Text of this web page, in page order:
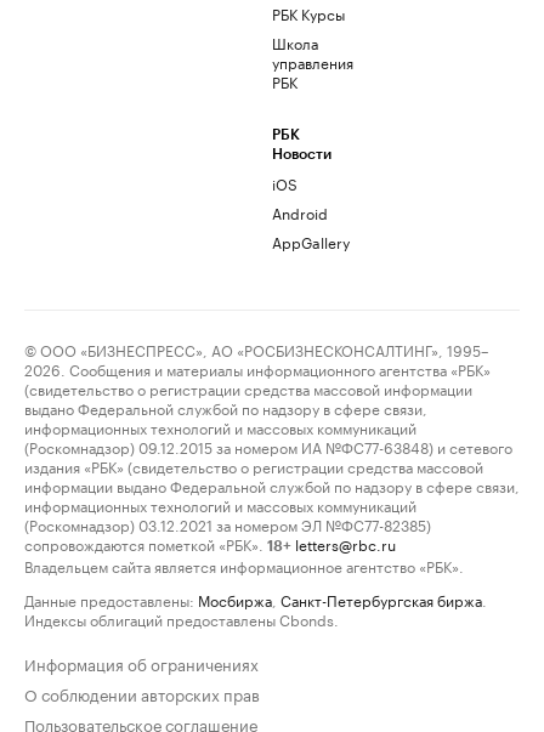
РБК Курсы
Школа
управления
РБК
РБК
Новости
iOS
Android
AppGallery
© ООО «БИЗНЕСПРЕСС», АО «РОСБИЗНЕСКОНСАЛТИНГ», 1995–
2026. Сообщения и материалы информационного агентства «РБК»
(свидетельство о регистрации средства массовой информации
выдано Федеральной службой по надзору в сфере связи,
информационных технологий и массовых коммуникаций
(Роскомнадзор) 09.12.2015 за номером ИА №ФС77-63848) и сетевого
издания «РБК» (свидетельство о регистрации средства массовой
информации выдано Федеральной службой по надзору в сфере связи,
информационных технологий и массовых коммуникаций
(Роскомнадзор) 03.12.2021 за номером ЭЛ №ФС77-82385)
сопровождаются пометкой «РБК».
18+ letters@rbc.ru
Владельцем сайта является информационное агентство «РБК».
Данные предоставлены: Мосбиржа Санкт-Петербургская биржа
Индексы облигаций предоставлены Cbonds.
Информация об ограничениях
О соблюдении авторских прав
Пользовательское соглашение